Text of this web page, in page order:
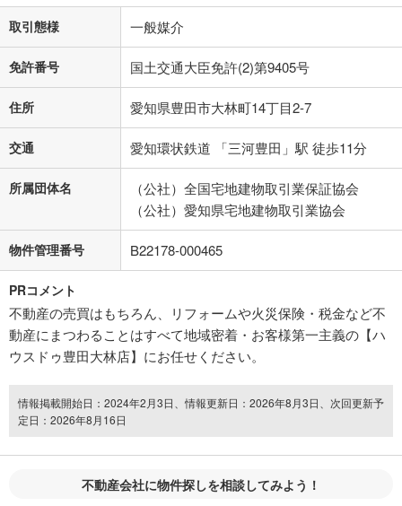
取引態様 一般媒介
免許番号 国土交通大臣免許(2)第9405号
住所 愛知県豊田市大林町14丁目2-7
交通 愛知環状鉄道 「三河豊田」駅 徒歩11分
所属団体名
（公社）全国宅地建物取引業保証協会
（公社）愛知県宅地建物取引業協会
物件管理番号 B22178-000465
PRコメント
不動産の売買はもちろん、リフォームや火災保険・税金など不
動産にまつわることはすべて地域密着・お客様第一主義の【ハ
ウスドゥ豊田大林店】にお任せください。
情報掲載開始日：2024年2月3日、情報更新日：2026年8月3日、次回更新予
定日：2026年8月16日
不動産会社に物件探しを相談してみよう！